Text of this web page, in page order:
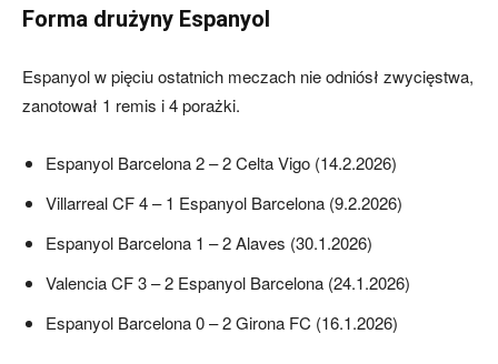
Forma drużyny Espanyol
Espanyol w pięciu ostatnich meczach nie odniósł zwycięstwa,
zanotował 1 remis i 4 porażki.
Espanyol Barcelona 2 – 2 Celta Vigo (14.2.2026)
Villarreal CF 4 – 1 Espanyol Barcelona (9.2.2026)
Espanyol Barcelona 1 – 2 Alaves (30.1.2026)
Valencia CF 3 – 2 Espanyol Barcelona (24.1.2026)
Espanyol Barcelona 0 – 2 Girona FC (16.1.2026)